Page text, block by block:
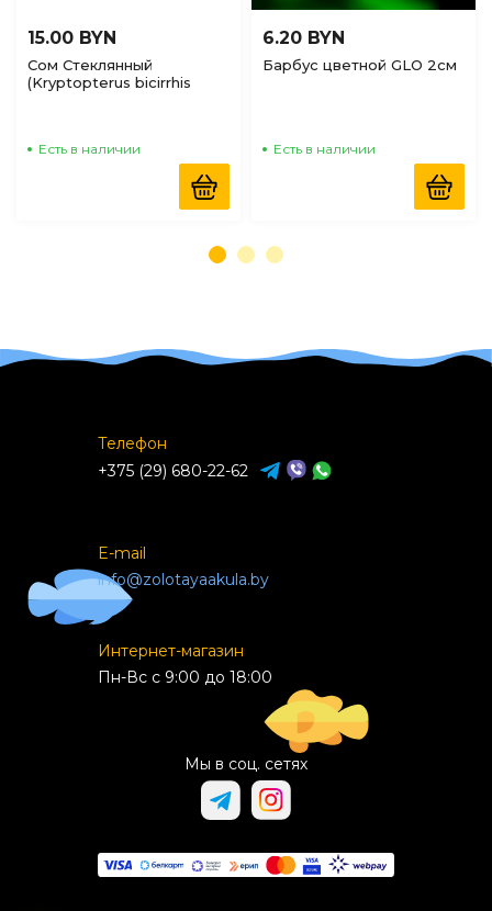
15.00 BYN
Сом Стеклянный
(Kryptopterus bicirrhis
Есть в наличии
6.20 BYN
Барбус цветной GLO 2см
Есть в наличии
Телефон
+375 (29) 680-22-62
E-mail
info@zolotayaakula.by
Интернет-магазин
Пн-Вс с 9:00 до 18:00
Мы в соц. сетях